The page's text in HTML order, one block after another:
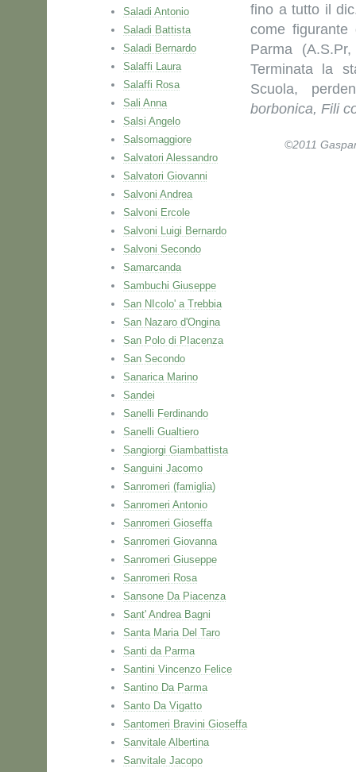
Saladi Antonio
Saladi Battista
Saladi Bernardo
Salaffi Laura
Salaffi Rosa
Sali Anna
Salsi Angelo
Salsomaggiore
Salvatori Alessandro
Salvatori Giovanni
Salvoni Andrea
Salvoni Ercole
Salvoni Luigi Bernardo
Salvoni Secondo
Samarcanda
Sambuchi Giuseppe
San NIcolo' a Trebbia
San Nazaro d'Ongina
San Polo di PIacenza
San Secondo
Sanarica Marino
Sandei
Sanelli Ferdinando
Sanelli Gualtiero
Sangiorgi Giambattista
Sanguini Jacomo
Sanromeri (famiglia)
Sanromeri Antonio
Sanromeri Gioseffa
Sanromeri Giovanna
Sanromeri Giuseppe
Sanromeri Rosa
Sansone Da Piacenza
Sant' Andrea Bagni
Santa Maria Del Taro
Santi da Parma
Santini Vincenzo Felice
Santino Da Parma
Santo Da Vigatto
Santomeri Bravini Gioseffa
Sanvitale Albertina
Sanvitale Jacopo
fino a tutto il
come
Parma (A.S.Pr,
Terminata la
Scuola,
borbonica, Fili
©2011